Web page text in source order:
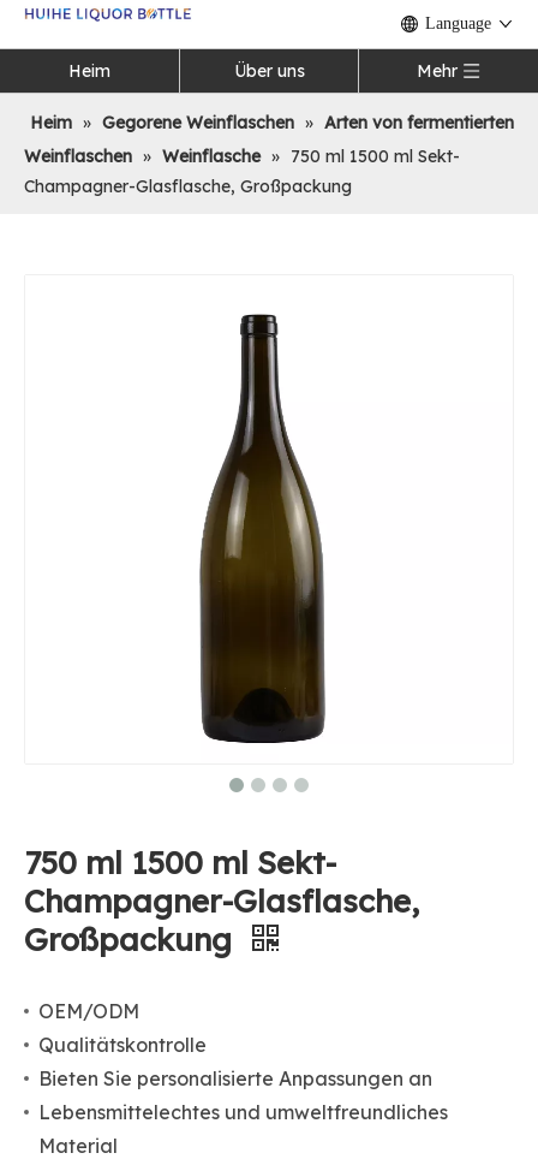
Language
Heim Über uns Mehr
Heim » Gegorene Weinflaschen » Arten von fermentierten
Weinflaschen » Weinflasche » 750 ml 1500 ml Sekt-
Champagner-Glasflasche, Großpackung
750 ml 1500 ml Sekt-
Champagner-Glasflasche,
Großpackung
OEM/ODM
Qualitätskontrolle
Bieten Sie personalisierte Anpassungen an
Lebensmittelechtes und umweltfreundliches
Material